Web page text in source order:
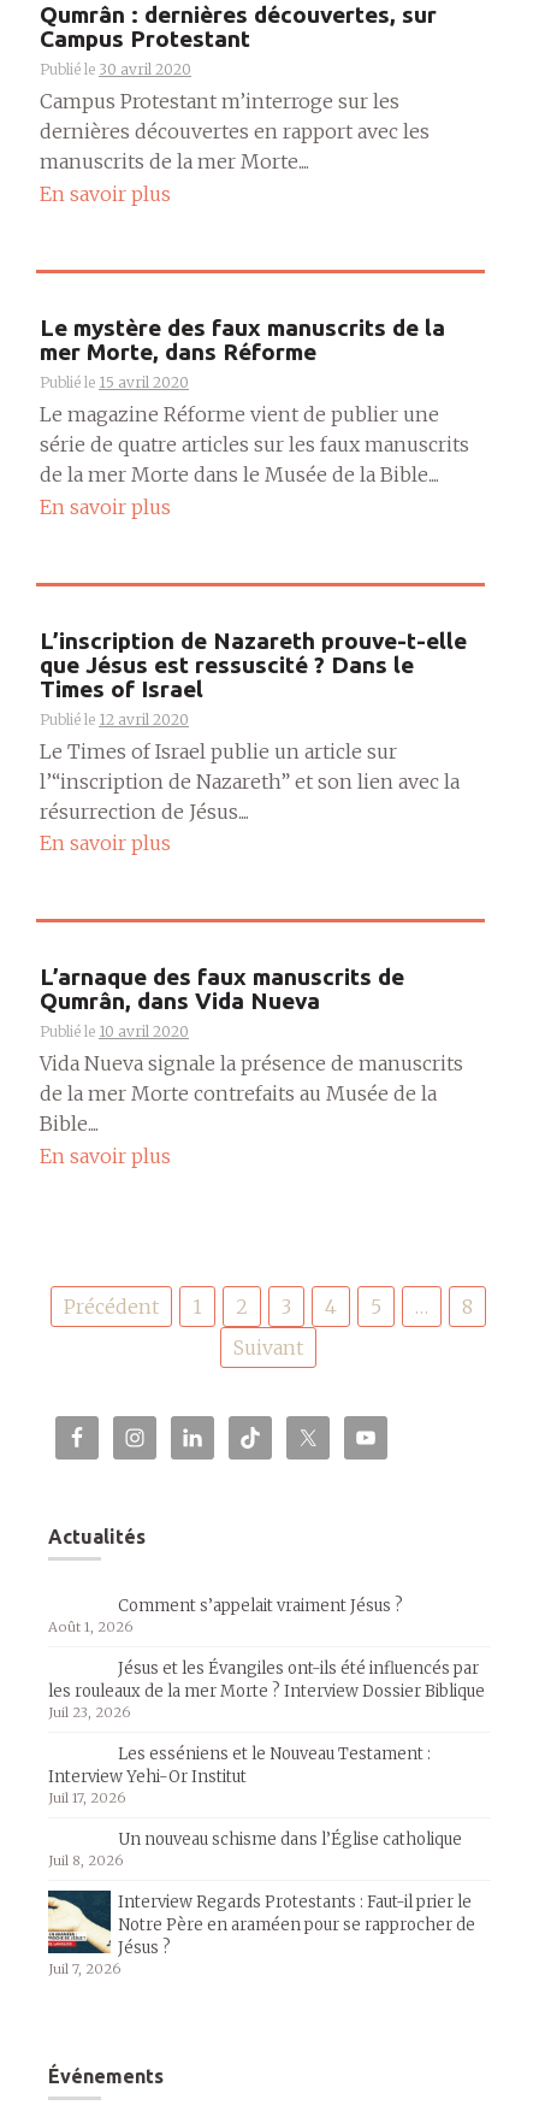
Qumrân : dernières découvertes, sur
Campus Protestant
Publié le 30 avril 2020
Campus Protestant m’interroge sur les
dernières découvertes en rapport avec les
manuscrits de la mer Morte....
En savoir plus
Le mystère des faux manuscrits de la
mer Morte, dans Réforme
Publié le 15 avril 2020
Le magazine Réforme vient de publier une
série de quatre articles sur les faux manuscrits
de la mer Morte dans le Musée de la Bible....
En savoir plus
L’inscription de Nazareth prouve-t-elle
que Jésus est ressuscité ? Dans le
Times of Israel
Publié le 12 avril 2020
Le Times of Israel publie un article sur
l’“inscription de Nazareth” et son lien avec la
résurrection de Jésus....
En savoir plus
L’arnaque des faux manuscrits de
Qumrân, dans Vida Nueva
Publié le 10 avril 2020
Vida Nueva signale la présence de manuscrits
de la mer Morte contrefaits au Musée de la
Bible....
En savoir plus
Pagination
desPrécédent 1 2 3 4 5 …
8
Suivant
Actualités
Comment s’appelait vraiment Jésus ?
Août 1, 2026
Jésus et les Évangiles ont-ils été influencés par
les rouleaux de la mer Morte ? Interview Dossier Biblique
Juil 23, 2026
Les esséniens et le Nouveau Testament :
Interview Yehi-Or Institut
Juil 17, 2026
Un nouveau schisme dans l’Église catholique
Juil 8, 2026
Interview Regards Protestants : Faut-il prier le
Notre Père en araméen pour se rapprocher de
Jésus ?
Juil 7, 2026
Événements